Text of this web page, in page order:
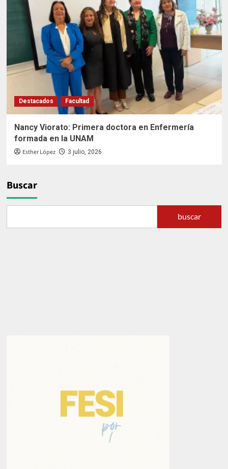
Destacados Facultad
Nancy Viorato: Primera doctora en Enfermería
formada en la UNAM
Esther López 3 julio, 2026
Buscar
buscar